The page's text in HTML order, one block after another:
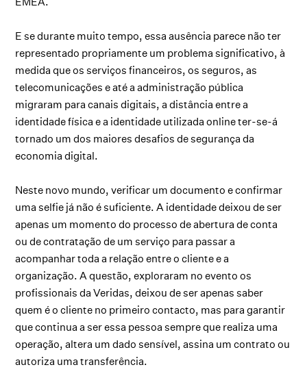
E se durante muito tempo, essa ausência parece não ter
representado propriamente um problema significativo, à
medida que os serviços financeiros, os seguros, as
telecomunicações e até a administração pública
migraram para canais digitais, a distância entre a
identidade física e a identidade utilizada online ter-se-á
tornado um dos maiores desafios de segurança da
economia digital.
Neste novo mundo, verificar um documento e confirmar
uma selfie já não é suficiente. A identidade deixou de ser
apenas um momento do processo de abertura de conta
ou de contratação de um serviço para passar a
acompanhar toda a relação entre o cliente e a
organização. A questão, exploraram no evento os
profissionais da Veridas, deixou de ser apenas saber
quem é o cliente no primeiro contacto, mas para garantir
que continua a ser essa pessoa sempre que realiza uma
operação, altera um dado sensível, assina um contrato ou
autoriza uma transferência.